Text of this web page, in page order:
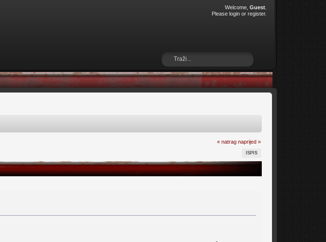
Welcome, Guest
Please login or register.
« natrag naprijed »
ISPIS